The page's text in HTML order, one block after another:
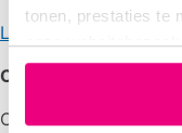
tonen, prestaties te
onze
moment wijzigen of
linksonder elke
in het tabblad
Lees meer over
Olodaterol (Striverdi)
Olodaterol is een